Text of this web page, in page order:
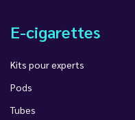
E-cigarettes
Kits pour experts
Pods
Tubes